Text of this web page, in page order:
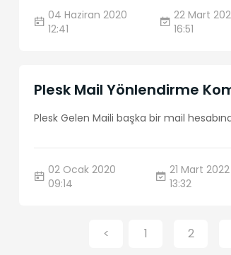
04 Haziran 2020
12:41
22 Mart
16:51
Plesk Mail Yönlendirme
Plesk Gelen Maili başka bir mail
02 Ocak 2020
09:14
21 Mart 2022
13:32
< 1 2